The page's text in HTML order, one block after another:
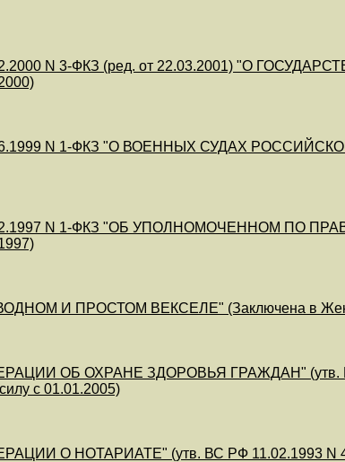
N 3-ФКЗ (ред. от 22.03.2001) "О
N 1-ФКЗ "О ВОЕННЫХ СУДАХ
N 1-ФКЗ "ОБ УПОЛНОМОЧЕННОМ ПО
И ПРОСТОМ ВЕКСЕЛЕ" (Заключена в
ОБ ОХРАНЕ ЗДОРОВЬЯ ГРАЖДАН" (утв.
с 01.01.2005)
О НОТАРИАТЕ" (утв. ВС РФ 11.02.1993 N